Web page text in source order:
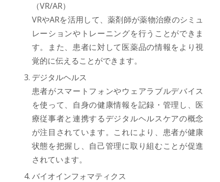
（VR/AR）
VRやARを活用して、薬剤師が薬物治療のシミュ
レーションやトレーニングを行うことができま
す。また、患者に対して医薬品の情報をより視
覚的に伝えることができます。
デジタルヘルス
患者がスマートフォンやウェアラブルデバイス
を使って、自身の健康情報を記録・管理し、医
療従事者と連携するデジタルヘルスケアの概念
が注目されています。これにより、患者が健康
状態を把握し、自己管理に取り組むことが促進
されています。
バイオインフォマティクス